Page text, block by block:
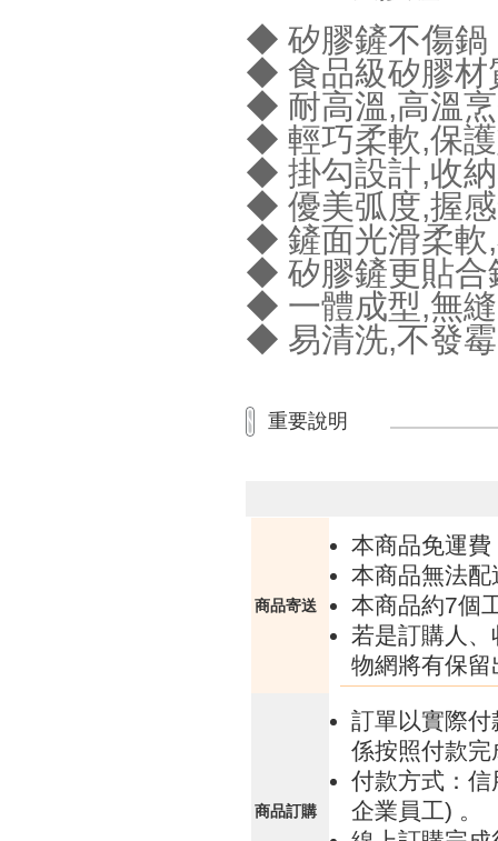
◆ 矽膠鏟不傷鍋
◆ 食品級矽膠材
◆ 耐高溫,高溫
◆ 輕巧柔軟,保
◆ 掛勾設計,收
◆ 優美弧度,握
◆ 鏟面光滑柔軟
◆ 矽膠鏟更貼合
◆ 一體成型,無
◆ 易清洗,不發霉
重要說明
商品寄送
本商品免運
本商品無法配
本商品約7個
若是訂購人
物網將有保
商品訂購
訂單以實際
係按照付款
付款方式：
企業員工) 。